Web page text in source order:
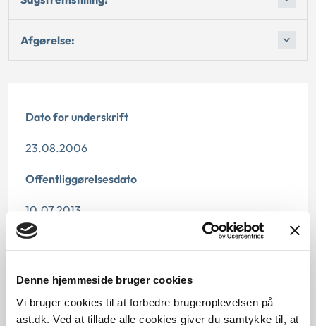
Denne hjemmeside bruger cookies
Vi bruger cookies til at forbedre brugeroplevelsen på
ast.dk. Ved at tillade alle cookies giver du samtykke til, at
Afgørelse:
Dato for underskrift
23.08.2006
Offentliggørelsesdato
10.07.2013
Relateret info
da der er kommet nye regler på området den
1.1.2013.